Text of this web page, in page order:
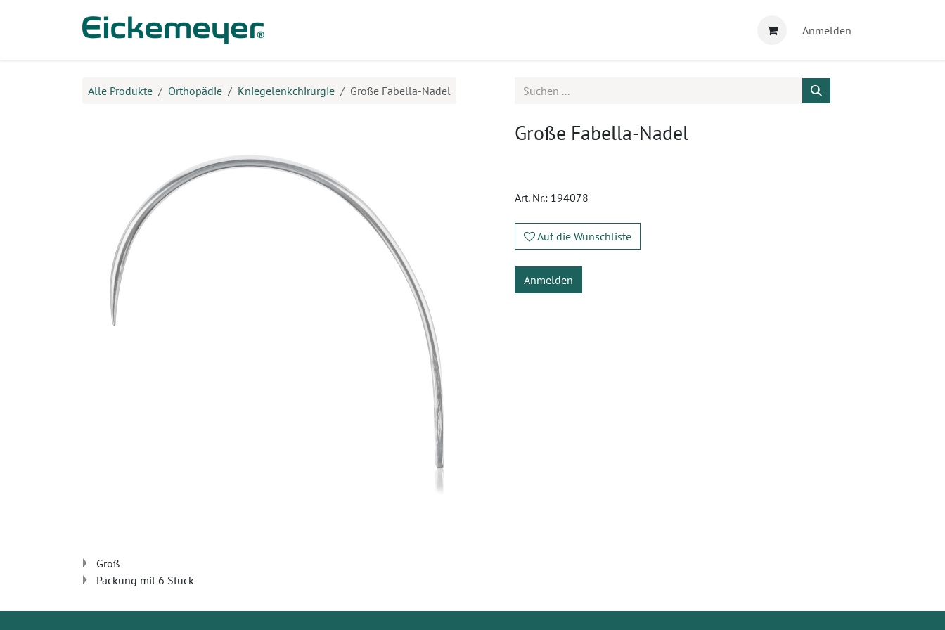
Anmelden
Alle Produkte Orthopädie Kniegelenkchirurgie Große Fabella-Nadel
Große Fabella-Nadel
Art. Nr.: 194078
Auf die Wunschliste
Anmelden
Groß
Packung mit 6 Stück